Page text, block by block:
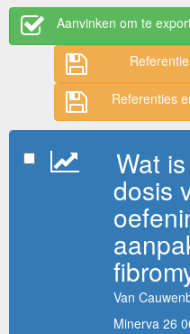
Aanvinken om te
Referenties
Wat
dosis
Van
Minerva 26